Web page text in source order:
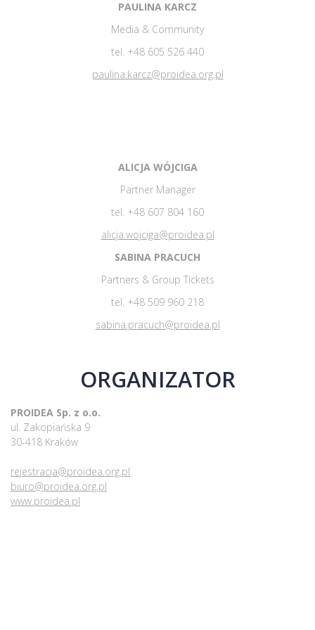
PAULINA KARCZ
Media & Community
tel. +48 605 526 440
paulina.karcz@proidea.org.pl
ALICJA WÓJCIGA
Partner Manager
tel. +48 607 804 160
alicja.wojciga@proidea.pl
SABINA PRACUCH
Partners & Group Tickets
tel. +48 509 960 218
sabina.pracuch@proidea.pl
ORGANIZATOR
PROIDEA Sp. z o.o.
ul. Zakopiańska 9
30-418 Kraków
rejestracja@proidea.org.pl
biuro@proidea.org.pl
www.proidea.pl